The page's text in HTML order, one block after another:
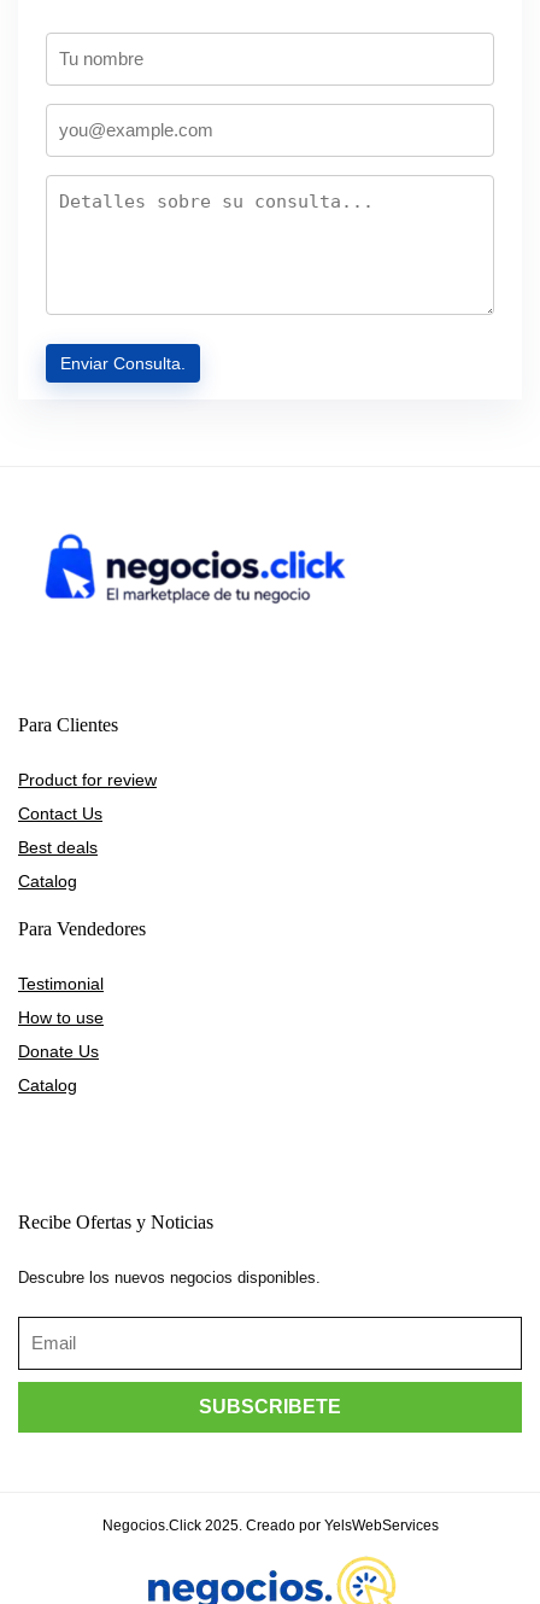
Para Clientes
Product for review
Contact Us
Best deals
Catalog
Para Vendedores
Testimonial
How to use
Donate Us
Catalog
Recibe Ofertas y Noticias
Descubre los nuevos negocios disponibles.
Negocios.Click 2025. Creado por YelsWebServices